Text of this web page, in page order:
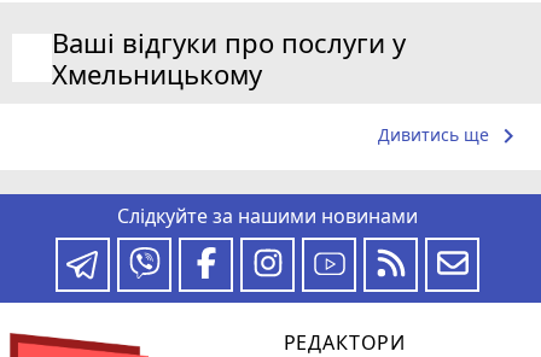
Ваші відгуки про послуги у
Хмельницькому
Дивитись ще keyboard_arrow_right
Слідкуйте за нашими новинами
РЕДАКТОРИ